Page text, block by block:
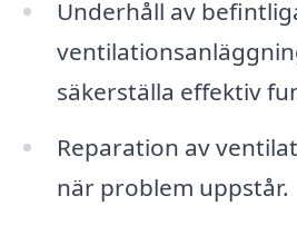
Underhåll av
säkerställa effektiv
Reparation av
när problem uppstår.